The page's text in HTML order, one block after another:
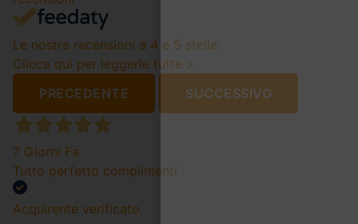
Le nostre recensioni a 4 e 5 stelle.
Clicca qui per leggerle tutte >
PRECEDENTE
SUCCESSIVO
7 Giorni Fa
Tutto perfetto complimenti
Acquirente verificato